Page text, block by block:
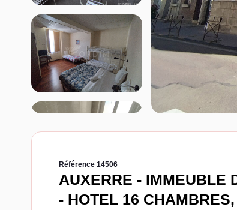
Référence 14506
AUXERRE - IMMEUBLE
- HOTEL 16 CHAMBRES,